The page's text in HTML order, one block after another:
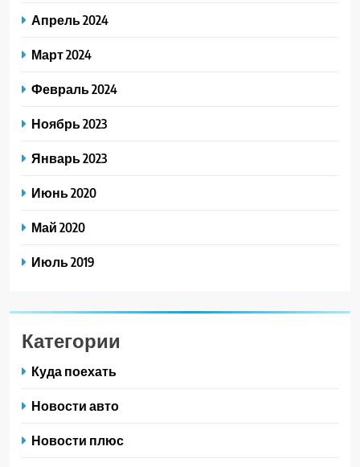
Апрель 2024
Март 2024
Февраль 2024
Ноябрь 2023
Январь 2023
Июнь 2020
Май 2020
Июль 2019
Категории
Куда поехать
Новости авто
Новости плюс